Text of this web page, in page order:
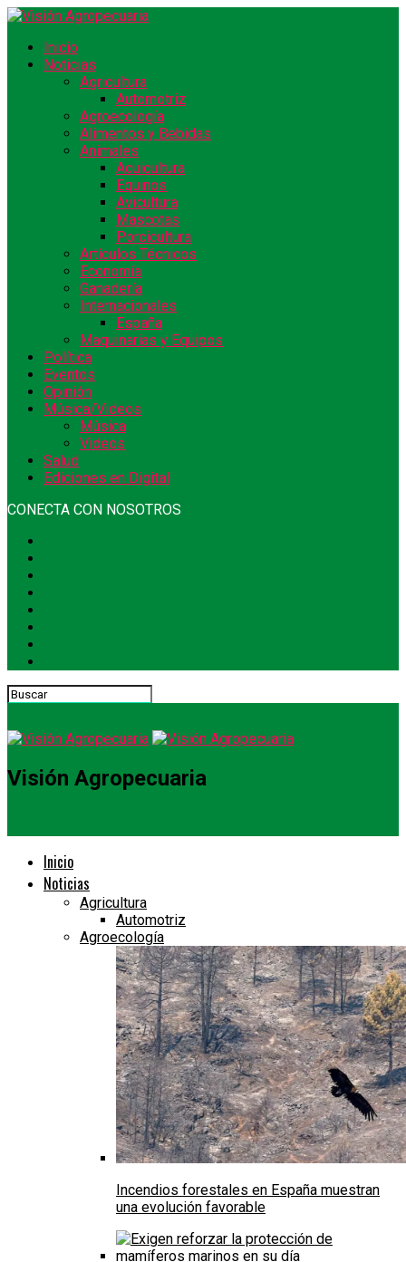
Inicio
Noticias
Agricultura
Automotriz
Agroecología
Alimentos y Bebidas
Animales
Acuicultura
Equinos
Avicultura
Mascotas
Porcicultura
Artículos Técnicos
Economía
Ganadería
Internacionales
España
Maquinarias y Equipos
Política
Eventos
Opinión
Música/Videos
Música
Videos
Salud
Ediciones en Digital
CONECTA CON NOSOTROS
Visión Agropecuaria
Inicio
Noticias
Agricultura
Automotriz
Agroecología
Incendios forestales en España muestran
una evolución favorable